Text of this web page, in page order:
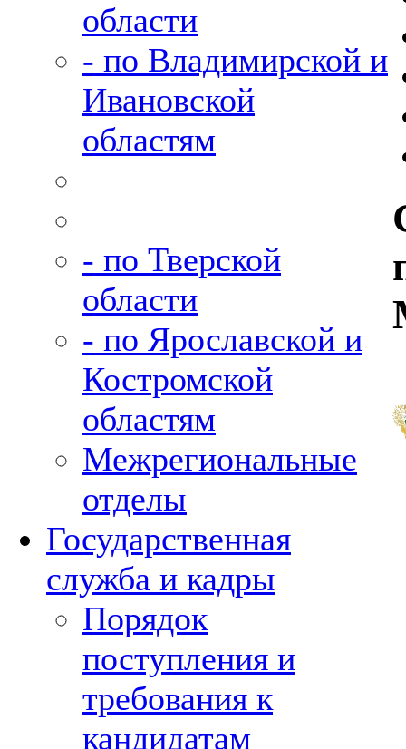
области
- по Владимирской и
Ивановской
областям
- по Тверской
области
- по Ярославской и
Костромской
областям
Межрегиональные
отделы
Государственная
служба и кадры
Порядок
поступления и
требования к
кандидатам